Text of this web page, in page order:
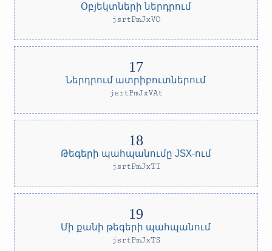
Օբյեկտների ներդրում
jsrtPmJxVO
Ներդրում ատրիբուտներում
jsrtPmJxVAt
Թեգերի պահպանումը JSX-ում
jsrtPmJxTI
Մի քանի թեգերի պահպանում
jsrtPmJxTS